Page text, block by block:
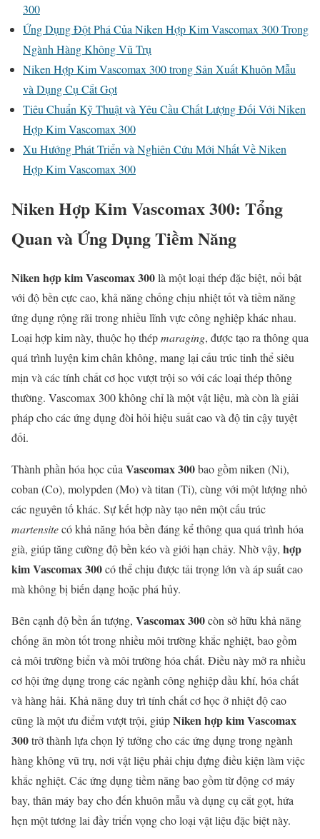
300
Ứng Dụng Đột Phá Của Niken Hợp Kim Vascomax 300 Trong
Ngành Hàng Không Vũ Trụ
Niken Hợp Kim Vascomax 300 trong Sản Xuất Khuôn Mẫu
và Dụng Cụ Cắt Gọt
Tiêu Chuẩn Kỹ Thuật và Yêu Cầu Chất Lượng Đối Với Niken
Hợp Kim Vascomax 300
Xu Hướng Phát Triển và Nghiên Cứu Mới Nhất Về Niken
Hợp Kim Vascomax 300
Niken Hợp Kim Vascomax 300: Tổng
Quan và Ứng Dụng Tiềm Năng
Niken hợp kim Vascomax 300là một loại thép đặc biệt, nổi bật
với độ bền cực cao, khả năng chống chịu nhiệt tốt và tiềm năng
ứng dụng rộng rãi trong nhiều lĩnh vực công nghiệp khác nhau.
Loại hợp kim này, thuộc họ thépmaraging, được tạo ra thông qua
quá trình luyện kim chân không, mang lại cấu trúc tinh thể siêu
mịn và các tính chất cơ học vượt trội so với các loại thép thông
thường. Vascomax 300 không chỉ là một vật liệu, mà còn là giải
pháp cho các ứng dụng đòi hỏi hiệu suất cao và độ tin cậy tuyệt
đối.
Thành phần hóa học của Vascomax 300bao gồm niken (Ni),
coban (Co), molypden (Mo) và titan (Ti), cùng với một lượng nhỏ
các nguyên tố khác. Sự kết hợp này tạo nên một cấu trúc
martensitecó khả năng hóa bền đáng kể thông qua quá trình hóa
già, giúp tăng cường độ bền kéo và giới hạn chảy. Nhờ vậy, hợp
kim Vascomax 300có thể chịu được tải trọng lớn và áp suất cao
mà không bị biến dạng hoặc phá hủy.
Bên cạnh độ bền ấn tượng, Vascomax 300còn sở hữu khả năng
chống ăn mòn tốt trong nhiều môi trường khắc nghiệt, bao gồm
cả môi trường biển và môi trường hóa chất. Điều này mở ra nhiều
cơ hội ứng dụng trong các ngành công nghiệp dầu khí, hóa chất
và hàng hải. Khả năng duy trì tính chất cơ học ở nhiệt độ cao
cũng là một ưu điểm vượt trội, giúpNiken hợp kim Vascomax
300trở thành lựa chọn lý tưởng cho các ứng dụng trong ngành
hàng không vũ trụ, nơi vật liệu phải chịu đựng điều kiện làm việc
khắc nghiệt. Các ứng dụng tiềm năng bao gồm từ động cơ máy
bay, thân máy bay cho đến khuôn mẫu và dụng cụ cắt gọt, hứa
hẹn một tương lai đầy triển vọng cho loại vật liệu đặc biệt này.